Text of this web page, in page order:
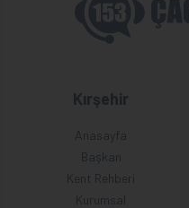
Kırşehir
Anasayfa
Başkan
Kent Rehberi
Kurumsal